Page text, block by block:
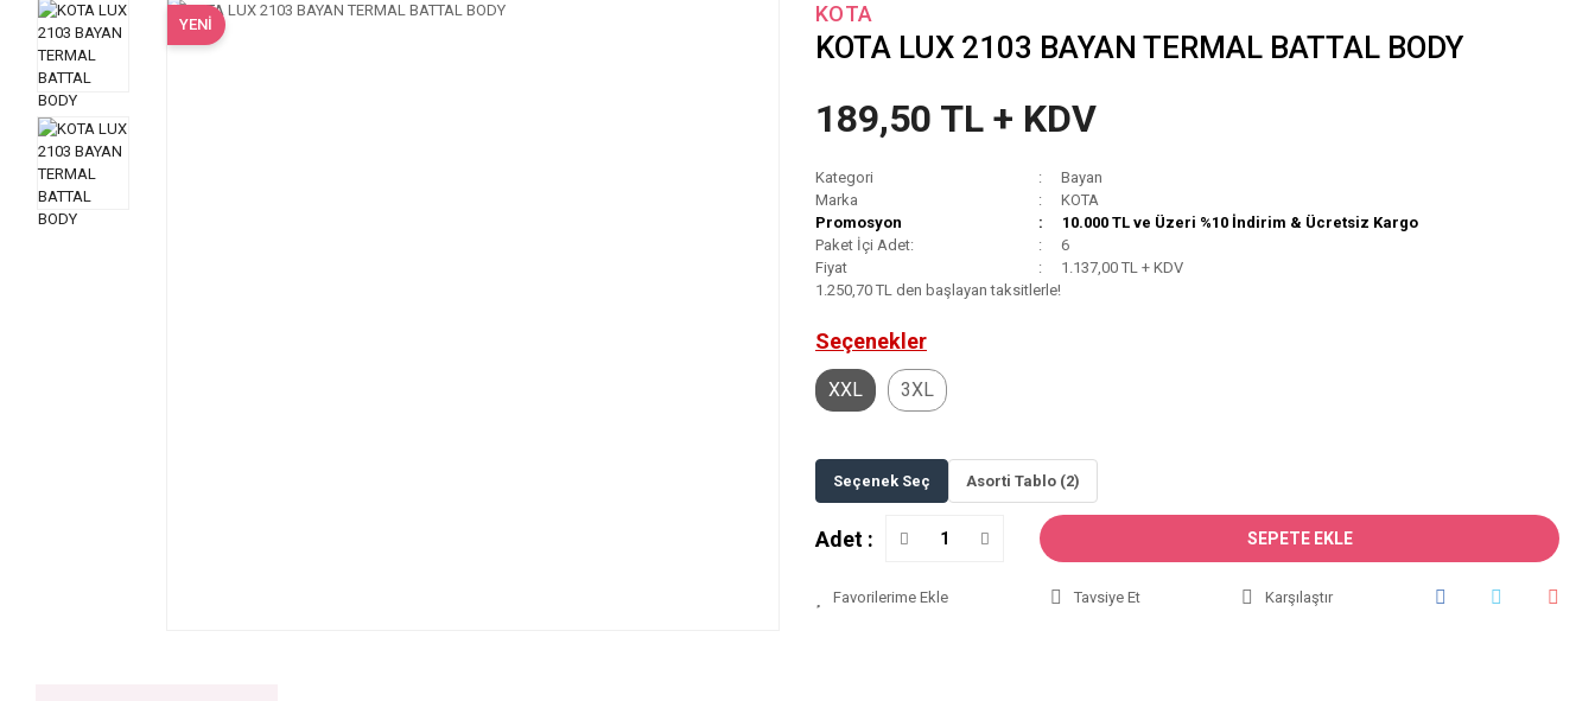
YENİ KOTA
KOTA LUX 2103 BAYAN TERMAL BATTAL BODY
189,50 TL + KDV
Kategori
Bayan
Marka
KOTA
Promosyon
10.000 TL ve Üzeri %10 İndirim & Ücretsiz Kargo
Paket İçi Adet:
6
Fiyat
1.137,00 TL + KDV
1.250,70 TL den başlayan taksitlerle!
Seçenekler
XXL 3XL
Seçenek Seç Asorti Tablo (2)
Adet : SEPETE EKLE
Tavsiye Et Karşılaştır